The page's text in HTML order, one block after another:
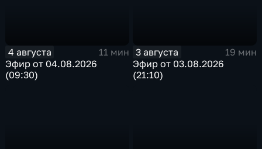
4 августа
11 мин
Эфир от 04.08.2026
(09:30)
3 августа
19 мин
Эфир от 03.08.2026
(21:10)